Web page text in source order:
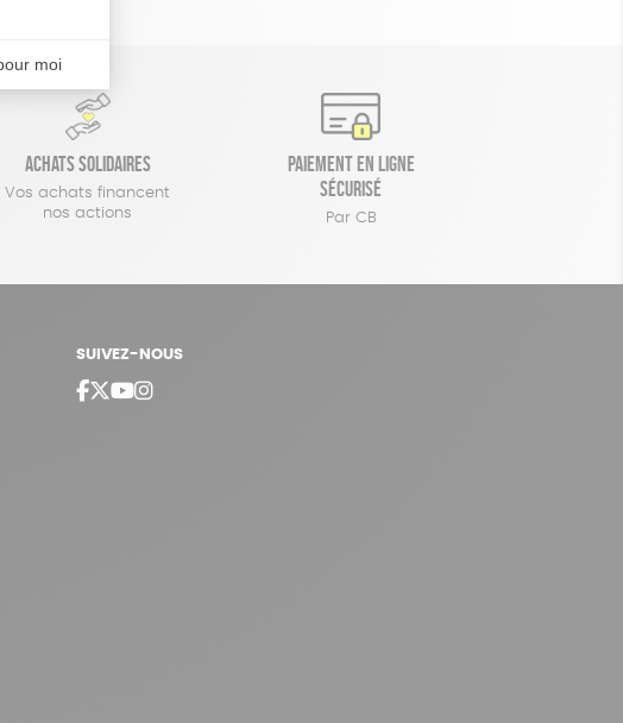
Achats solidaires
Vos achats financent
nos actions
Paiement en ligne
sécurisé
Par CB
SUIVEZ-NOUS